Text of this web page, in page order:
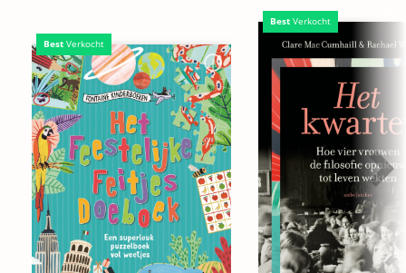
Best Verkocht
Best Verkocht